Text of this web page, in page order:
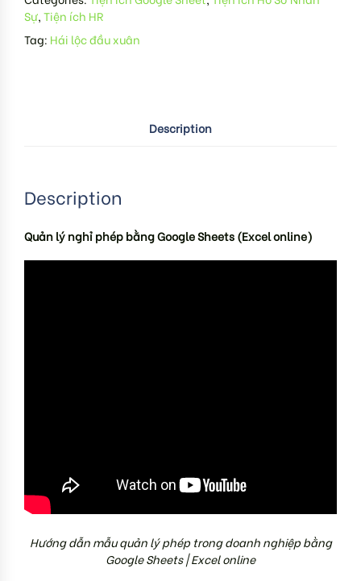
Sự,Tiện ích HR
Tag: Hái lộc đầu xuân
Description
Description
Quản lý nghỉ phép bằng Google Sheets (Excel online)
Hướng dẫn mẫu quản lý phép trong doanh nghiệp bằng
Google Sheets | Excel online